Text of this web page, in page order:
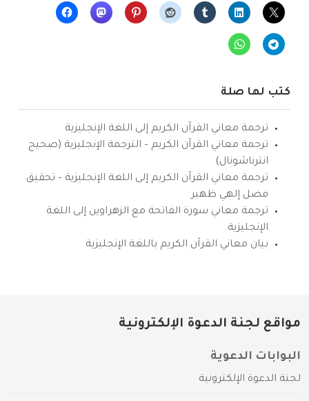
كتب لها صلة
ترجمة معاني القرآن الكريم إلى اللغة الإنجليزية
ترجمة معاني القرآن الكريم – الترجمة الإنجليزية (صحيح
انترناشونال)
ترجمة معاني القرآن الكريم إلى اللغة الإنجليزية – تحقيق
فضل إلهي ظهير
ترجمة معاني سورة الفاتحة مع الزهراوين إلى اللغة
الإنجليزية
بيان معاني القرآن الكريم باللغة الإنجليزية
مواقع لجنة الدعوة الإلكترونية
البوابات الدعوية
لجنة الدعوة الإلكترونية